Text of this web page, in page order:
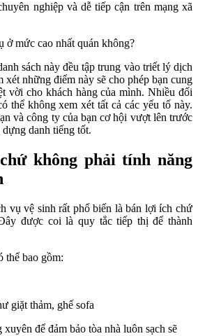
nghiệp và dễ tiếp cận trên mạng xã
ở mức cao nhất quán không?
sách này đều tập trung vào triết lý dịch
xét những điểm này sẽ cho phép bạn cung
vời cho khách hàng của mình. Nhiều đối
thể không xem xét tất cả các yếu tố này.
và công ty của bạn cơ hội vượt lên trước
danh tiếng tốt.
không phải tính năng
vụ vệ sinh rất phổ biến là bán lợi ích chứ
được coi là quy tắc tiếp thị để thành
thể bao gồm:
giặt thảm, ghế sofa
để đảm bảo tòa nhà luôn sạch sẽ